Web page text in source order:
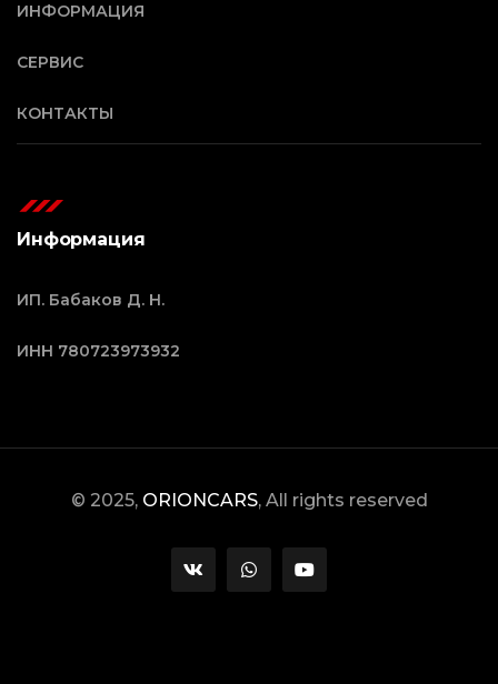
ИНФОРМАЦИЯ
СЕРВИС
КОНТАКТЫ
Информация
ИП. Бабаков Д. Н.
ИНН 780723973932
© 2025, ORIONCARS, All rights reserved